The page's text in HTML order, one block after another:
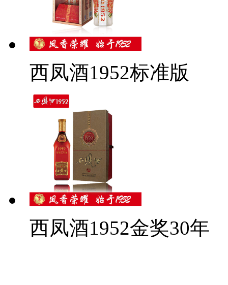
西凤酒1952标准版
西凤酒1952金奖30年